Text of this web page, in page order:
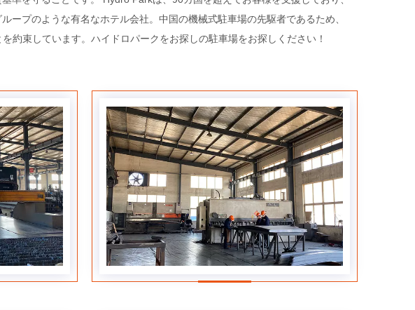
プのような有名なホテル会社。中国の機械式駐車場の先駆者であるため、
約束しています。ハイドロパークをお探しの駐車場をお探しください！